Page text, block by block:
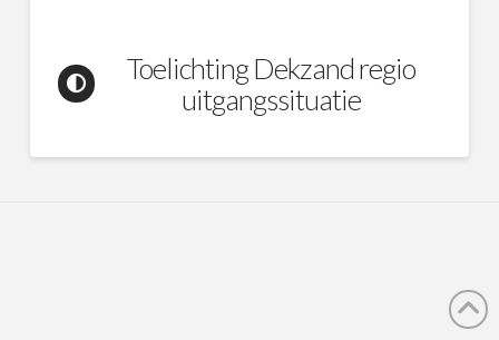
Toelichting Dekzand regio
uitgangssituatie